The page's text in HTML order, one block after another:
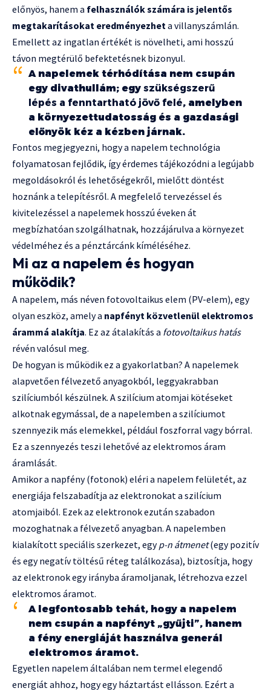
előnyös, hanem a felhasználók számára is jelentős
megtakarításokat eredményezheta villanyszámlán.
Emellett az ingatlan értékét is növelheti, ami hosszú
távon megtérülő befektetésnek bizonyul.
A napelemek térhódítása nem csupán
egy divathullám; egy szükségszerű
lépés a fenntartható jövő felé, amelyben
a környezettudatosság és a gazdasági
előnyök kéz a kézben járnak.
Fontos megjegyezni, hogy a napelem technológia
folyamatosan fejlődik, így érdemes tájékozódni a legújabb
megoldásokról és lehetőségekről, mielőtt döntést
hoznánk a telepítésről. A megfelelő tervezéssel és
kivitelezéssel a napelemek hosszú éveken át
megbízhatóan szolgálhatnak, hozzájárulva a környezet
védelméhez és a pénztárcánk kíméléséhez.
Mi az a napelem és hogyan
működik?
A napelem, más néven fotovoltaikus elem (PV-elem), egy
olyan eszköz, amely a napfényt közvetlenül elektromos
árammá alakítja. Ez az átalakítás a fotovoltaikus hatás
révén valósul meg.
De hogyan is működik ez a gyakorlatban? A napelemek
alapvetően félvezető anyagokból, leggyakrabban
szilíciumból készülnek. A szilícium atomjai kötéseket
alkotnak egymással, de a napelemben a szilíciumot
szennyezik más elemekkel, például foszforral vagy bórral.
Ez a szennyezés teszi lehetővé az elektromos áram
áramlását.
Amikor a napfény (fotonok) eléri a napelem felületét, az
energiája felszabadítja az elektronokat a szilícium
atomjaiból. Ezek az elektronok ezután szabadon
mozoghatnak a félvezető anyagban. A napelemben
kialakított speciális szerkezet, egyp-n átmenet(egy pozitív
és egy negatív töltésű réteg találkozása), biztosítja, hogy
az elektronok egy irányba áramoljanak, létrehozva ezzel
elektromos áramot.
A legfontosabb tehát, hogy a napelem
nem csupán a napfényt „gyűjti”, hanem
a fény energiáját használva generál
elektromos áramot.
Egyetlen napelem általában nem termel elegendő
energiát ahhoz, hogy egy háztartást ellásson. Ezért a